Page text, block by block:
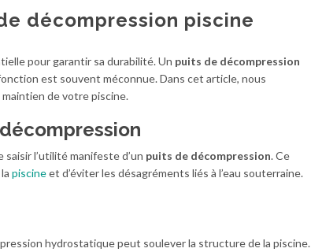
décompression piscine
pour garantir sa durabilité. Un puits de décompression
est souvent méconnue. Dans cet article, nous
de votre piscine.
l’utilité manifeste d’un puits de décompression. Ce
piscineet d’éviter les désagréments liés à l’eau souterraine.
hydrostatique peut soulever la structure de la piscine.